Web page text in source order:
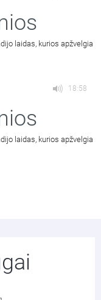
laidas, kurios apžvelgia
18:58
laidas, kurios apžvelgia